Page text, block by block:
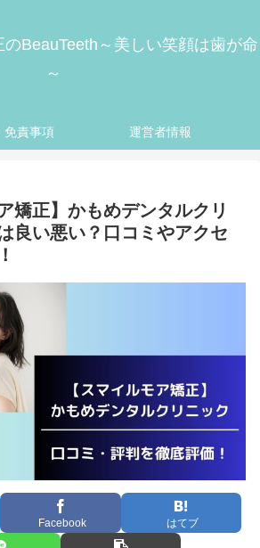
BeauTeeth～美しい笑顔は歯が命
～
免責事項 運営者情報
矯正】かもめデンタルクリ
良い悪い？口コミやアクセ
Facebook はてブ